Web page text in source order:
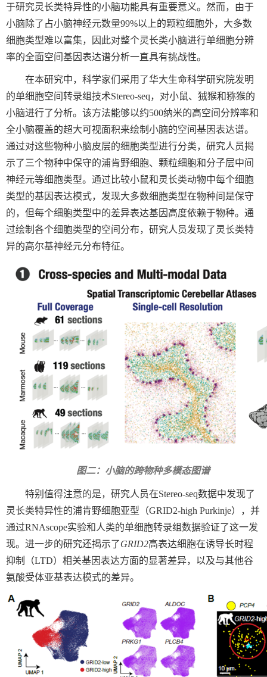
于研究灵长类特异性的小脑功能具有重要意义。然而，由于
小脑除了占小脑神经元数量99%以上的颗粒细胞外，大多数
细胞类型难以富集，因此对整个灵长类小脑进行单细胞分辨
率的全面空间基因表达谱分析一直具有挑战性。
在本研究中，科学家们采用了华大生命科学研究院发明
的单细胞空间转录组技术Stereo-seq，对小鼠、狨猴和猕猴的
小脑进行了分析。该方法能够以约500纳米的高空间分辨率和
全小脑覆盖的超大可视面积来绘制小脑的空间基因表达谱。
通过对这些物种小脑皮层的细胞类型进行分类，研究人员揭
示了三个物种中保守的浦肯野细胞、颗粒细胞和分子层中间
神经元等细胞类型。通过比较小鼠和灵长类动物中每个细胞
类型的基因表达模式，发现大多数细胞类型在物种间是保守
的，但每个细胞类型中的差异表达基因高度依赖于物种。通
过绘制各个细胞类型的空间分布，研究人员发现了灵长类特
异的高尔基神经元分布特征。
图二：小脑的跨物种多模态图谱
特别值得注意的是，研究人员在Stereo-seq数据中发现了
灵长类特异性的浦肯野细胞亚型（GRID2-high Purkinje），并
通过RNAscope实验和人类的单细胞转录组数据验证了这一发
现。进一步的研究还揭示了GRID2高表达细胞在诱导长时程
抑制（LTD）相关基因表达方面的显著差异，以及与其他谷
氨酸受体亚基表达模式的差异。